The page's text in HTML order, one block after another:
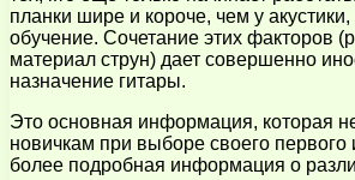
планки шире и короче, чем у
обучение. Сочетание этих факторов
материал струн) дает совершенно
назначение гитары.
Это основная информация, которая
новичкам при выборе своего первого
более подробная информация о